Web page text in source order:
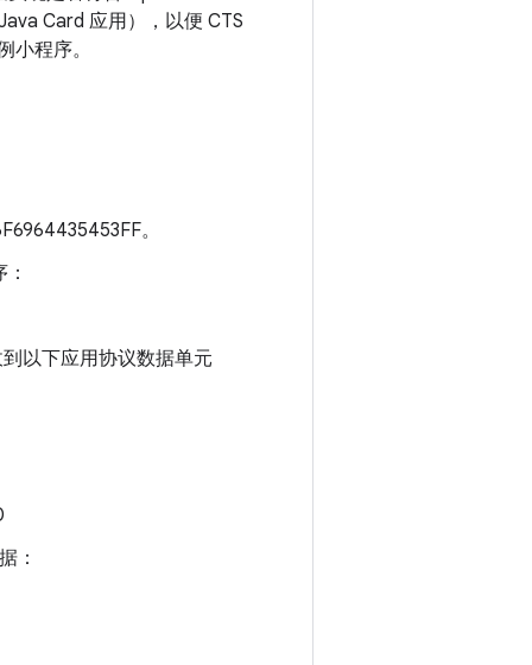
Card 应用），以便 CTS
小程序。
。
以下应用协议数据单元
：